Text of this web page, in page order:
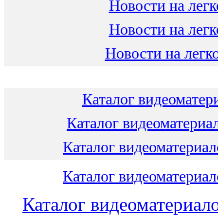
Новости на
Новости на
Новости на
Каталог
Каталог
Каталог
Каталог
Каталог